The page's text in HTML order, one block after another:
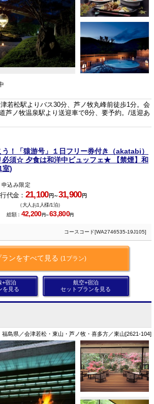
若松駅よりバス30分、芦ノ牧丸峰前徒歩1分。会
芦ノ牧温泉駅より送迎車で8分、要予約。/送迎あ
！「猿游号」１日フリー券付き（akatabi）
須☆ 夕食は和洋中ビュッフェ★ 【禁煙】和
室)
込み限定
代金： 21,100円～31,900円
（大人お1人様/1泊）
総額： 42,200円～63,800円
コースコード[WA2746535-19J105]
ランをすべて見る (1プラン)
+宿泊
を見る
航空+宿泊
セットプランを見る
福島県／会津若松・東山・芦ノ牧・喜多方／東山[2621-104]